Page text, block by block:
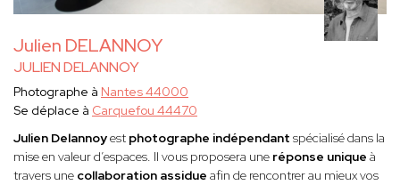
Julien DELANNOY
JULIEN DELANNOY
Photographe à Nantes 44000
Se déplace à Carquefou 44470
Julien Delannoyest photographe indépendant spécialisé dans la
mise en valeur d’espaces. Il vous proposera une réponse unique à
travers une collaboration assidue afin de rencontrer au mieux vos